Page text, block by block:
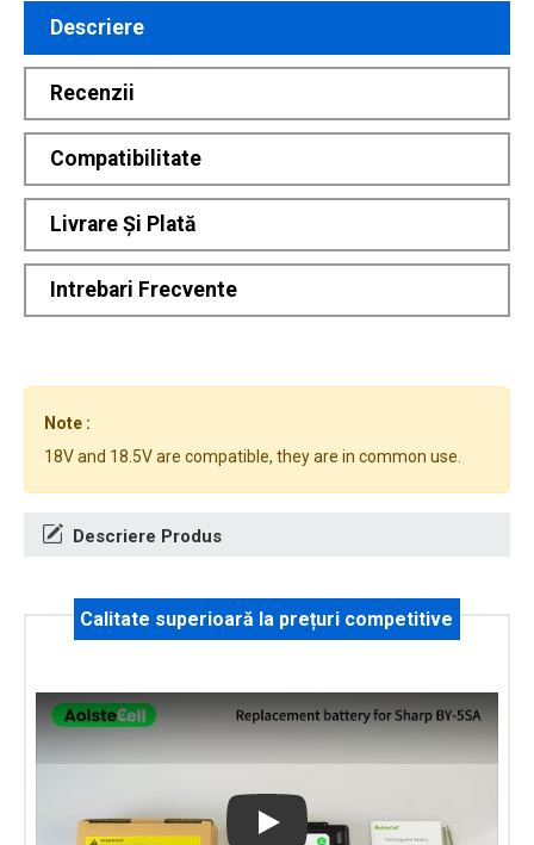
Descriere
Recenzii
Compatibilitate
Livrare Și Plată
Intrebari Frecvente
Note :
18V and 18.5V are compatible, they are in common use.
Descriere Produs
Calitate superioară la prețuri competitive